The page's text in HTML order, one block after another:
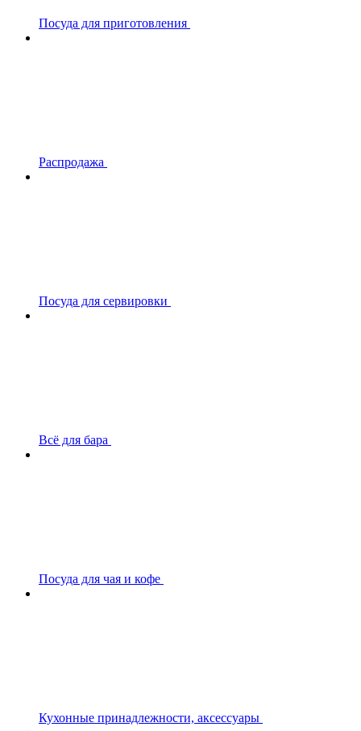
Посуда для приготовления
Распродажа
Посуда для сервировки
Всё для бара
Посуда для чая и кофе
Кухонные принадлежности, аксессуары